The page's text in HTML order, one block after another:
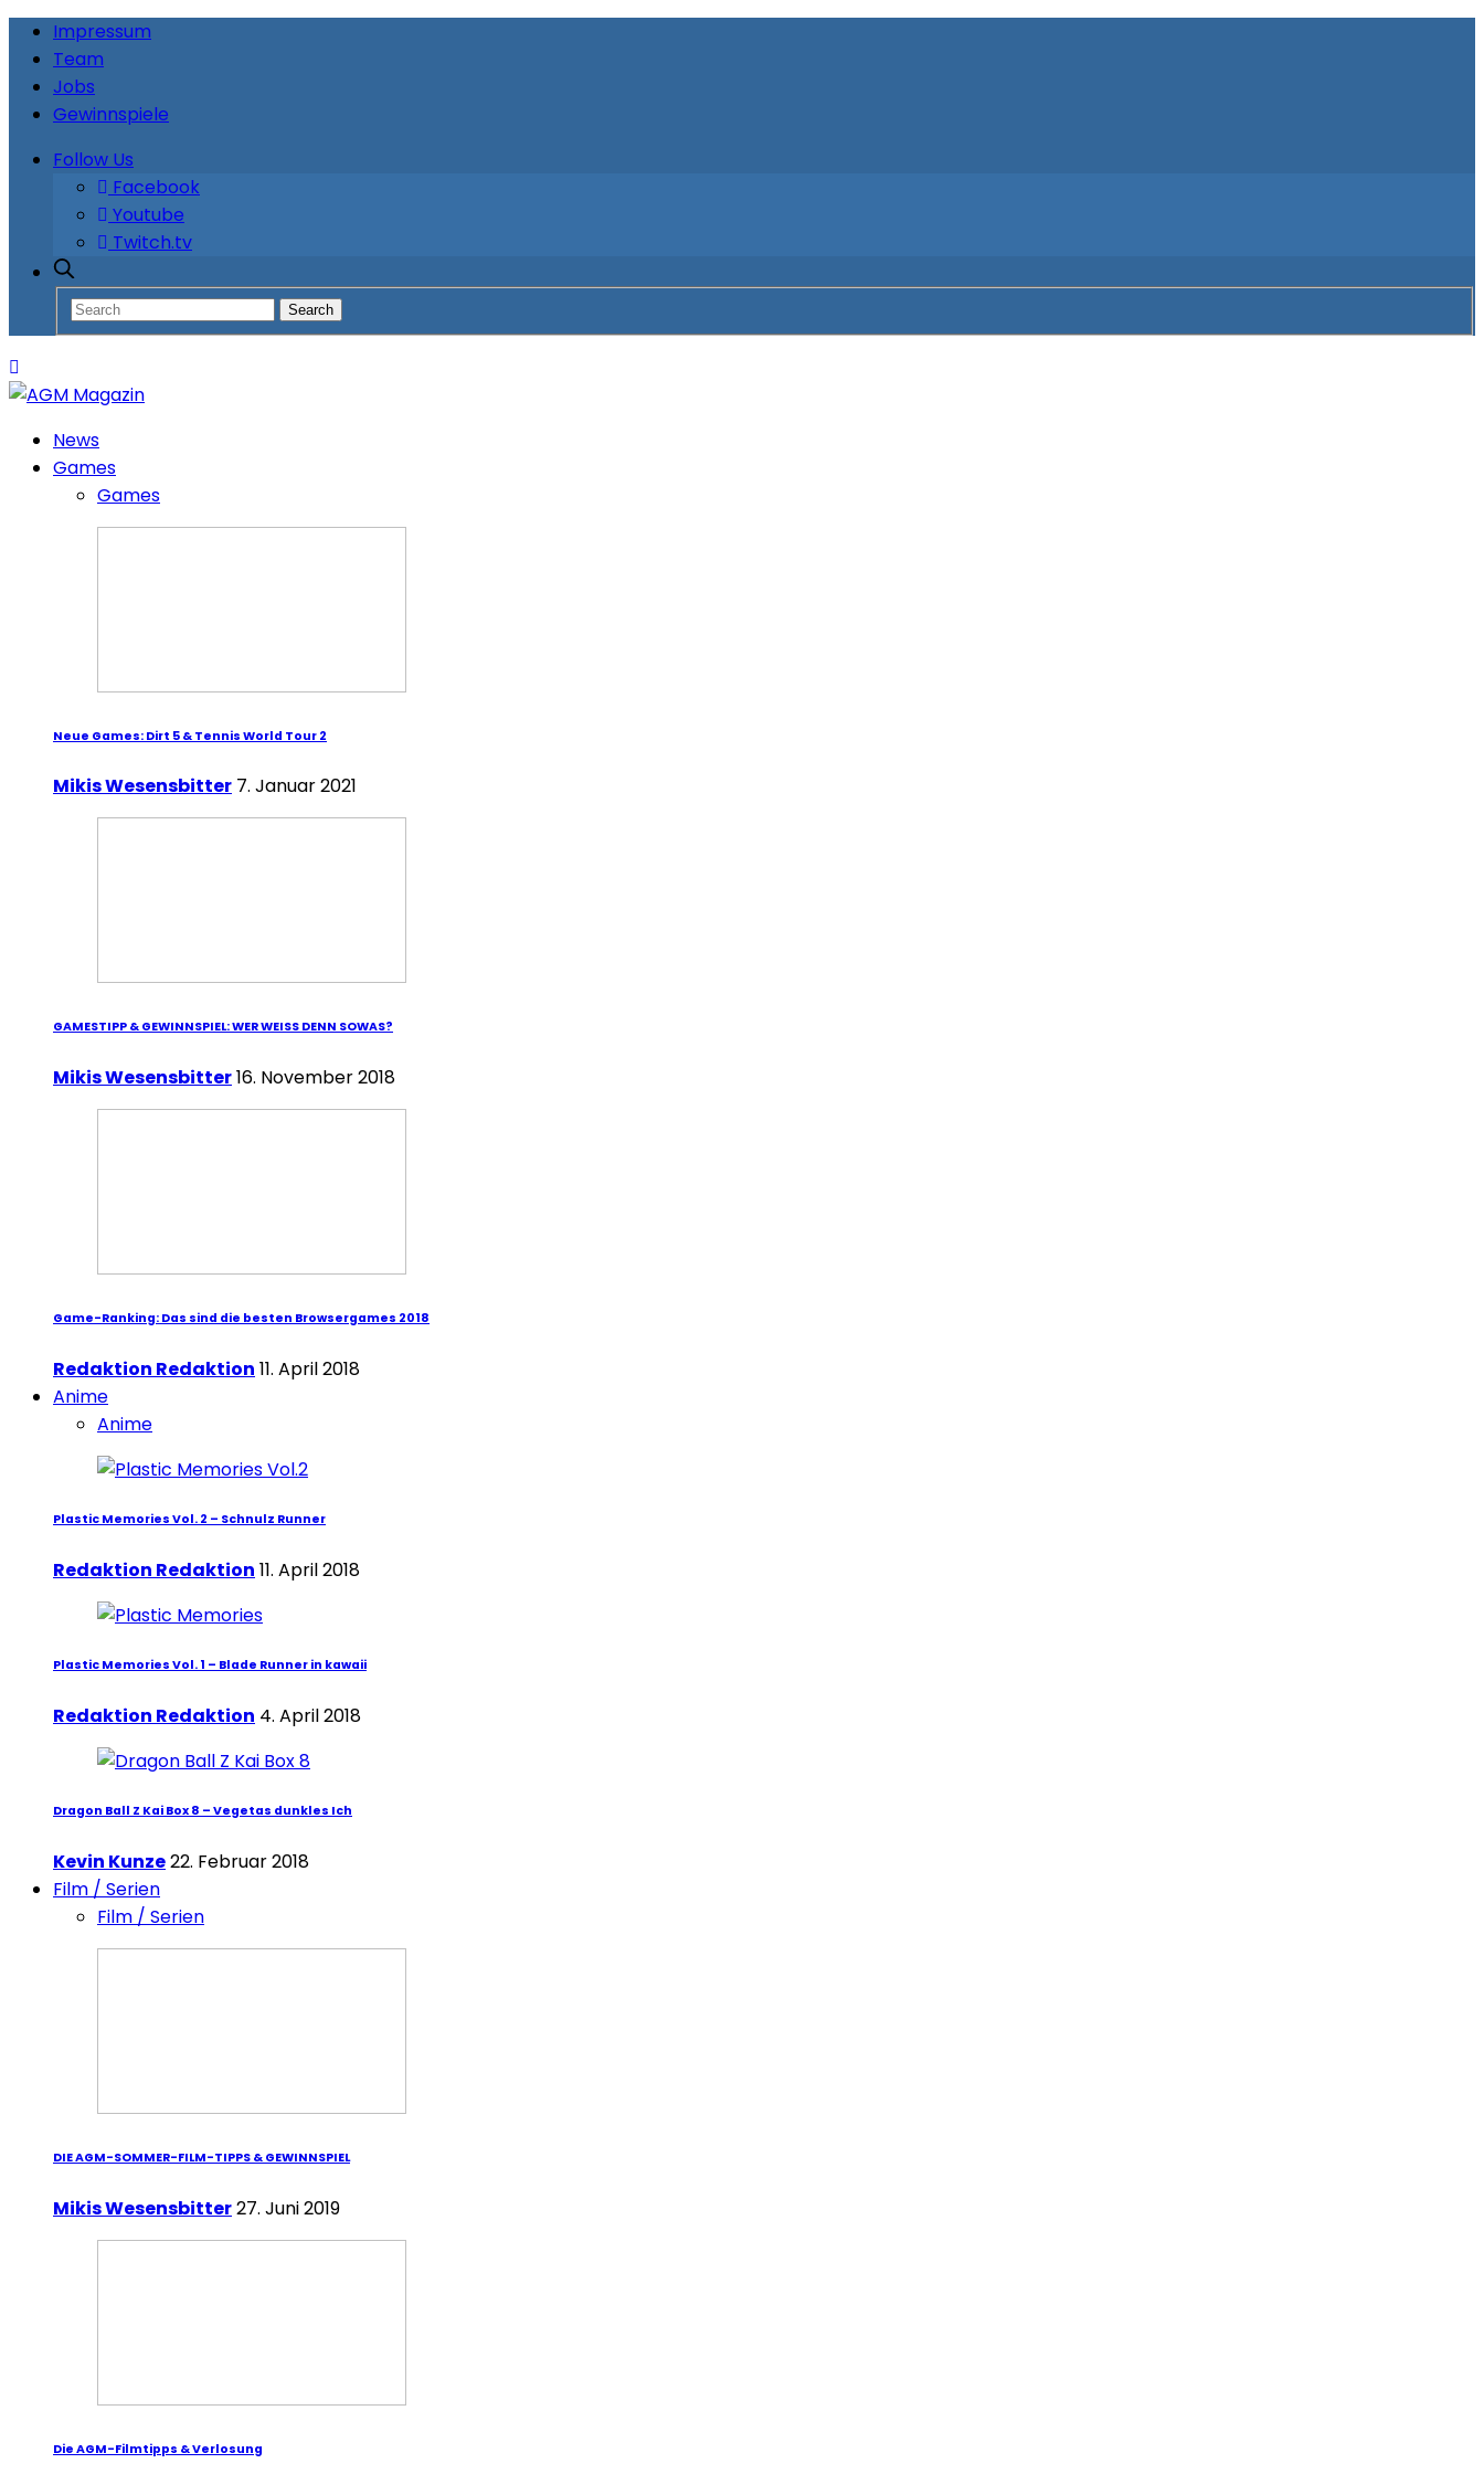
Impressum
Team
Jobs
Gewinnspiele
Follow Us
Facebook
Youtube
Twitch.tv
News
Games
Games
Neue Games: Dirt 5 & Tennis World Tour 2
Mikis Wesensbitter 7. Januar 2021
GAMESTIPP & GEWINNSPIEL: WER WEISS DENN SOWAS?
Mikis Wesensbitter16. November 2018
Game-Ranking: Das sind die besten Browsergames 2018
Redaktion Redaktion 11. April 2018
Anime
Anime
Plastic Memories Vol. 2 – Schnulz Runner
Redaktion Redaktion 11. April 2018
Plastic Memories Vol. 1 – Blade Runner in kawaii
Redaktion Redaktion 4. April 2018
Dragon Ball Z Kai Box 8 – Vegetas dunkles Ich
Kevin Kunze22. Februar 2018
Film / Serien
Film / Serien
DIE AGM-SOMMER-FILM-TIPPS & GEWINNSPIEL
Mikis Wesensbitter27. Juni 2019
Die AGM-Filmtipps & Verlosung